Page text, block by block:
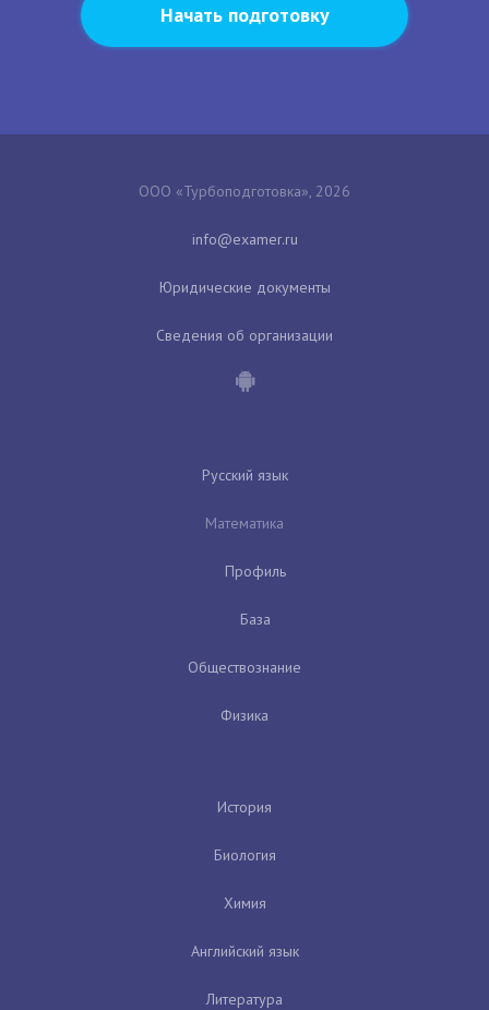
Начать подготовку
ООО «Турбоподготовка», 2026
Юридические документы
Сведения об организации
Русский язык
Математика
Профиль
База
Обществознание
Физика
История
Биология
Химия
Английский язык
Литература